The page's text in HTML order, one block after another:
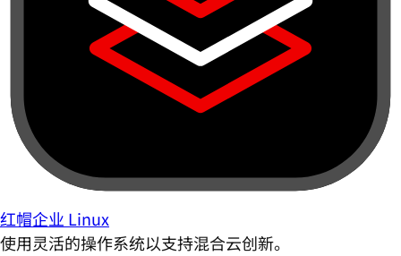
红帽企业 Linux
使用灵活的操作系统以支持混合云创新。